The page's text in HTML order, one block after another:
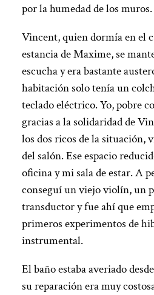
por la humedad de los muros.
Vincent, quien dormía en el
estancia de Maxime, se
escucha y era bastante
habitación solo tenía un
teclado eléctrico. Yo, pobre
gracias a la solidaridad de
los dos ricos de la situación,
del salón. Ese espacio
oficina y mi sala de estar. A
conseguí un viejo violín, un
transductor y fue ahí que
primeros experimentos de
instrumental.
El baño estaba averiado
su reparación era muy